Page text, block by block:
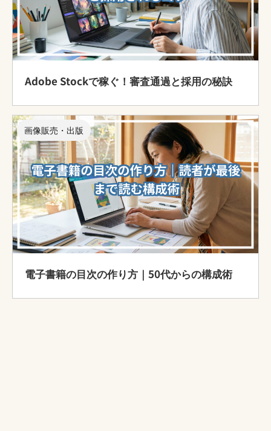
Adobe Stockで稼ぐ！審査通過と採用の秘訣
画像販売・出版
電子書籍の目次の作り方｜50代からの構成術